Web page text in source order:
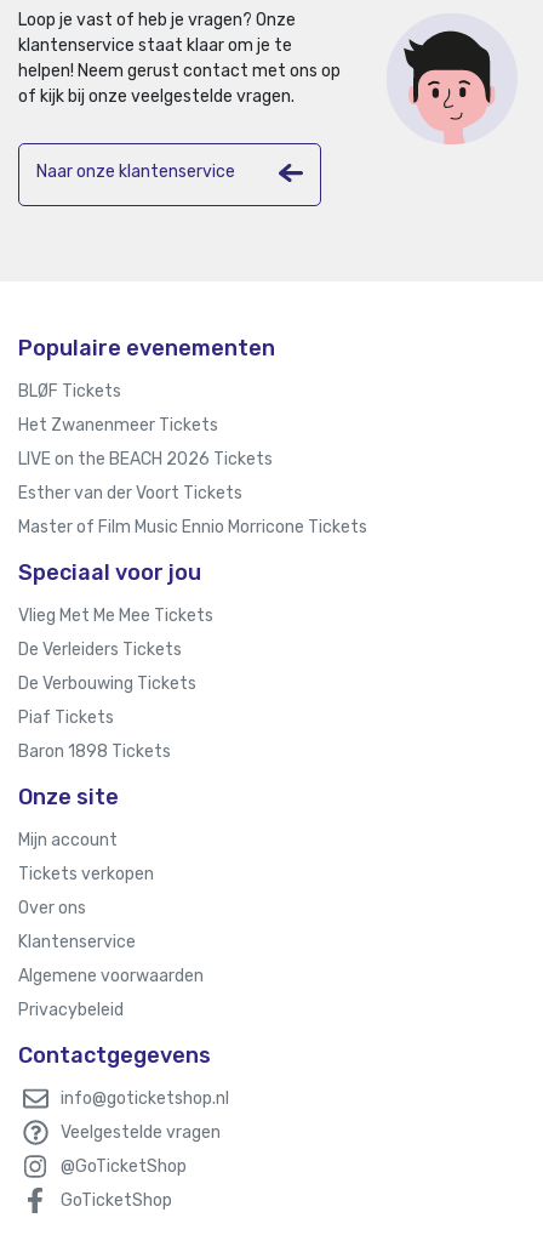
Loop je vast of heb je vragen? Onze
klantenservice staat klaar om je te
helpen! Neem gerust contact met ons op
of kijk bij onze veelgestelde vragen.
Naar onze klantenservice
Populaire evenementen
BLØF Tickets
Het Zwanenmeer Tickets
LIVE on the BEACH 2026 Tickets
Esther van der Voort Tickets
Master of Film Music Ennio Morricone Tickets
Speciaal voor jou
Vlieg Met Me Mee Tickets
De Verleiders Tickets
De Verbouwing Tickets
Piaf Tickets
Baron 1898 Tickets
Onze site
Mijn account
Tickets verkopen
Over ons
Klantenservice
Algemene voorwaarden
Privacybeleid
Contactgegevens
info@goticketshop.nl
Veelgestelde vragen
@GoTicketShop
GoTicketShop